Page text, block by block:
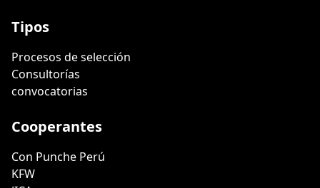
Tipos
Procesos de selección
Consultorías
convocatorias
Cooperantes
Con Punche Perú
KFW